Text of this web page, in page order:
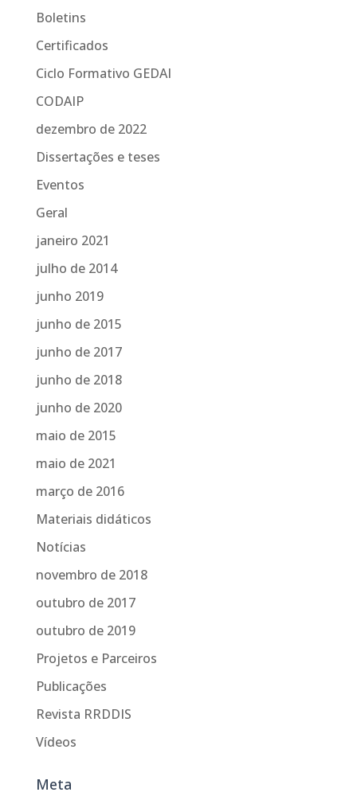
Boletins
Certificados
Ciclo Formativo GEDAI
CODAIP
dezembro de 2022
Dissertações e teses
Eventos
Geral
janeiro 2021
julho de 2014
junho 2019
junho de 2015
junho de 2017
junho de 2018
junho de 2020
maio de 2015
maio de 2021
março de 2016
Materiais didáticos
Notícias
novembro de 2018
outubro de 2017
outubro de 2019
Projetos e Parceiros
Publicações
Revista RRDDIS
Vídeos
Meta